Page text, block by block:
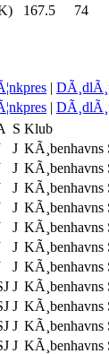
167.5 74
|
|
S Klub
J KÃ¸benhavns
J KÃ¸benhavns
J KÃ¸benhavns
J KÃ¸benhavns
J KÃ¸benhavns
J KÃ¸benhavns
J KÃ¸benhavns
J KÃ¸benhavns
J KÃ¸benhavns
J KÃ¸benhavns
J KÃ¸benhavns